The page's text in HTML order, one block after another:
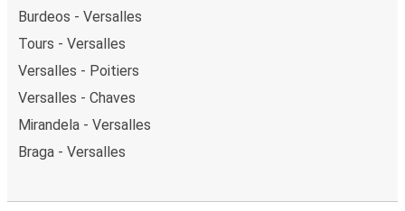
Burdeos - Versalles
Tours - Versalles
Versalles - Poitiers
Versalles - Chaves
Mirandela - Versalles
Braga - Versalles